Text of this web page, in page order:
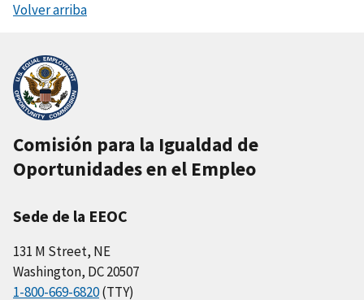
Volver arriba
Comisión para la Igualdad de
Oportunidades en el Empleo
Sede de la EEOC
131 M Street, NE
Washington, DC 20507
1-800-669-6820(TTY)